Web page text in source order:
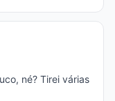
né? Tirei várias